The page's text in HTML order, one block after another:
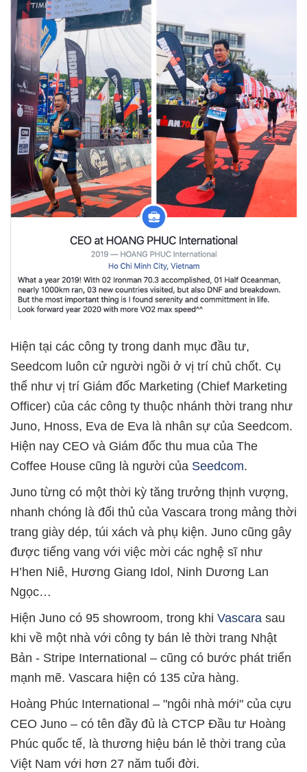
Hiện tại các công ty trong danh mục đầu tư,
Seedcom luôn cử người ngồi ở vị trí chủ chốt. Cụ
thể như vị trí Giám đốc Marketing (Chief Marketing
Officer) của các công ty thuộc nhánh thời trang như
Juno, Hnoss, Eva de Eva là nhân sự của Seedcom.
Hiện nay CEO và Giám đốc thu mua của The
Coffee House cũng là người của Seedcom.
Juno từng có một thời kỳ tăng trưởng thịnh vượng,
nhanh chóng là đối thủ của Vascara trong mảng thời
trang giày dép, túi xách và phụ kiện. Juno cũng gây
được tiếng vang với việc mời các nghệ sĩ như
H’hen Niê, Hương Giang Idol, Ninh Dương Lan
Ngọc…
Hiện Juno có 95 showroom, trong khi Vascara sau
khi về một nhà với công ty bán lẻ thời trang Nhật
Bản - Stripe International – cũng có bước phát triển
mạnh mẽ. Vascara hiện có 135 cửa hàng.
Hoàng Phúc International – "ngôi nhà mới" của cựu
CEO Juno – có tên đầy đủ là CTCP Đầu tư Hoàng
Phúc quốc tế, là thương hiệu bán lẻ thời trang của
Việt Nam với hơn 27 năm tuổi đời.